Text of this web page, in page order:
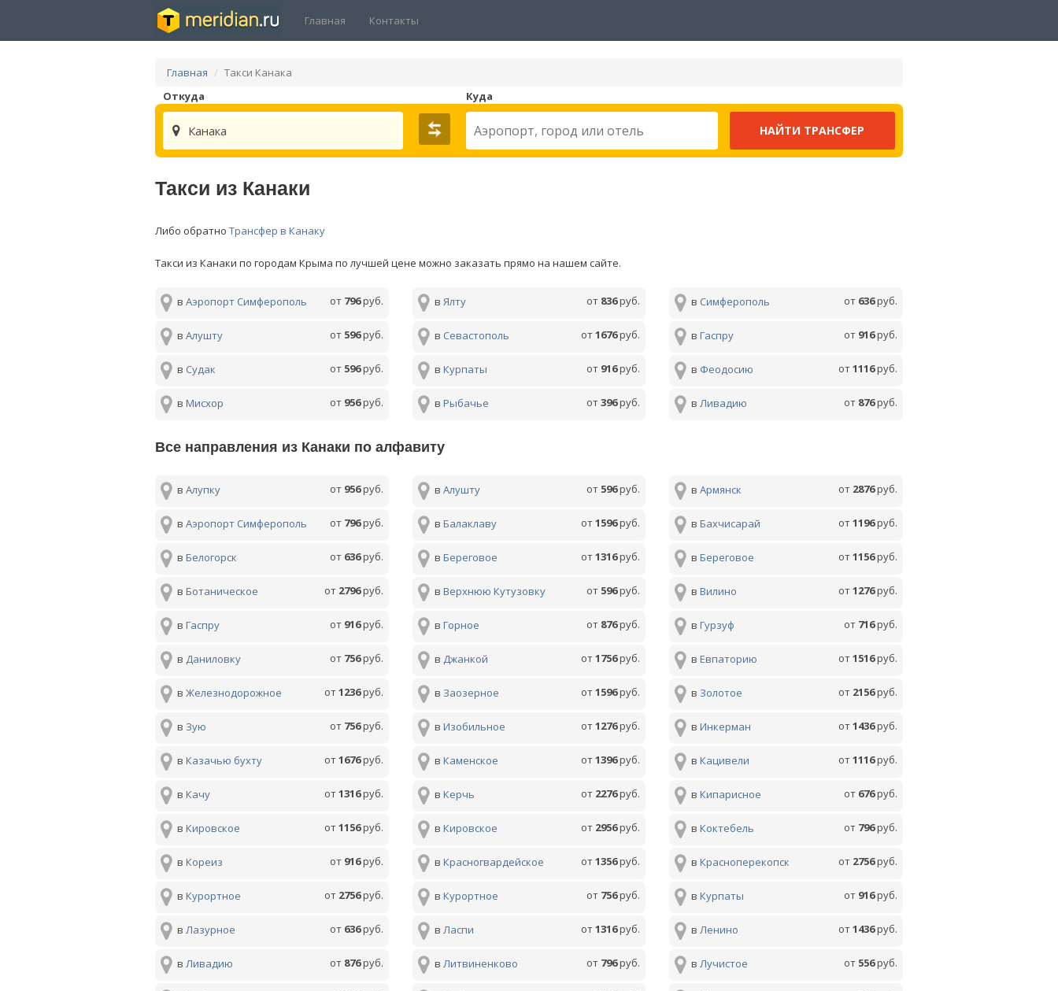
Главная Контакты
Главная
Такси Канака
Откуда
Канака
Куда
Такси из Канаки
Либо обратно Трансфер в Канаку
Такси из Канаки по городам Крыма по лучшей цене можно заказать прямо на нашем сайте.
от 796руб.
в Аэропорт Симферополь от 836руб.
в Ялту от 636руб.
в Симферополь
от 596руб.
в Алушту от1676руб.
в Севастополь от 916руб.
вГаспру
от 596руб.
в Судак от 916руб.
в Курпаты от1116руб.
в Феодосию
от 956руб.
в Мисхор от396руб.
в Рыбачье от 876руб.
вЛивадию
Все направления из Канаки по алфавиту
от 956руб.
в Алупку от 596руб.
в Алушту от 2876руб.
вАрмянск
от 796руб.
в Аэропорт Симферополь от1596руб.
в Балаклаву от1196руб.
вБахчисарай
от 636руб.
в Белогорск от1316руб.
в Береговое от1156руб.
вБереговое
от 2796руб.
в Ботаническое от 596руб.
в Верхнюю Кутузовку от1276руб.
вВилино
от 916руб.
в Гаспру от 876руб.
в Горное от 716руб.
вГурзуф
от 756руб.
в Даниловку от1756руб.
в Джанкой от1516руб.
вЕвпаторию
от1236руб.
в Железнодорожное от1596руб.
в Заозерное от 2156руб.
в Золотое
от 756руб.
в Зую от1276руб.
в Изобильное от1436руб.
вИнкерман
от1676руб.
в Казачью бухту от1396руб.
в Каменское от1116руб.
вКацивели
от1316руб.
в Качу от 2276руб.
в Керчь от 676руб.
вКипарисное
от1156руб.
в Кировское от 2956руб.
в Кировское от 796руб.
вКоктебель
от 916руб.
в Кореиз от1356руб.
в Красногвардейское от 2756руб.
вКрасноперекопск
от 2756руб.
в Курортное от 756руб.
в Курортное от 916руб.
вКурпаты
от 636руб.
в Лазурное от1316руб.
в Ласпи от1436руб.
вЛенино
от 876руб.
в Ливадию от 796руб.
в Литвиненково от 556руб.
вЛучистое